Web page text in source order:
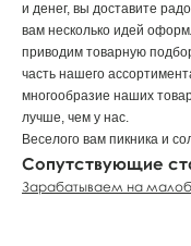
и денег, вы доставите
вам несколько идей
приводим товарную
часть нашего
многообразие наших
лучше, чем у нас.
Веселого вам пикника и
Сопутствующие
Зарабатываем на